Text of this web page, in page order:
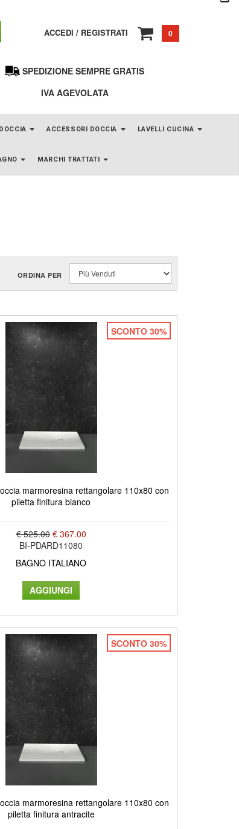
ACCEDI / REGISTRATI 0
SPEDIZIONE SEMPRE GRATIS
IVA AGEVOLATA
ACCESSORI DOCCIA LAVELLI CUCINA
MARCHI TRATTATI
ORDINA PER
SCONTO 30%
marmoresina rettangolare 110x80 con
piletta finitura bianco
€ 525.00 € 367.00
BI-PDARD11080
BAGNO ITALIANO
SCONTO 30%
marmoresina rettangolare 110x80 con
piletta finitura antracite